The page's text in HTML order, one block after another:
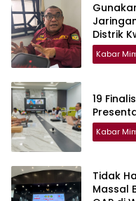
Distrik
Kabar
19
Kabar
Tidak
Massal